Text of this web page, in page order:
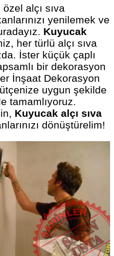
özel alçı sıva
yenilemek ve
Kuyucak
her türlü alçı sıva
İster küçük çaplı
bir dekorasyon
İnşaat Dekorasyon
uygun şekilde
tamamlıyoruz.
Kuyucak alçı sıva
dönüştürelim!